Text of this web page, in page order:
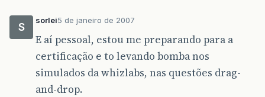
S
sorlei5 de janeiro de 2007
E aí pessoal, estou me preparando para a
certificação e to levando bomba nos
simulados da whizlabs, nas questões drag-
and-drop.